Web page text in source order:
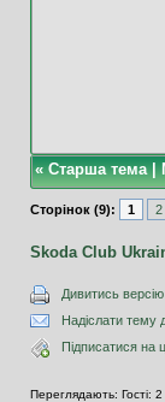
«Старша тема|
Сторінок (9): 1 2
Skoda Club
Дивитись
Надіслати тему
Підписатися на
Переглядають: Гості: 2